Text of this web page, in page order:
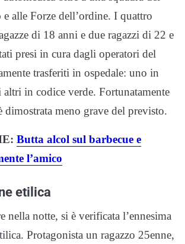
alle Forze dell’ordine. I quattro
di 18 anni e due ragazzi di 22 e
presi in cura dagli operatori del
trasferiti in ospedale: uno in
in codice verde. Fortunatamente
dimostrata meno grave del previsto.
Butta alcol sul barbecue e
l’amico
etilica
nella notte, si è verificata l’ennesima
Protagonista un ragazzo 25enne,